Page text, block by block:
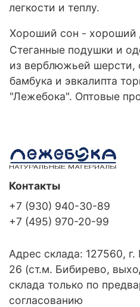
легкости и теплу.
Хороший сон - хороший
Стеганные подушки и
из верблюжьей шерсти,
бамбука и эвкалипта
"Лежебока". Оптовые
Контакты
+7 (930) 940-30-89
+7 (495) 970-20-99
Адрес склада: 127560,
26 (ст.м. Бибирево,
склада только по
согласованию